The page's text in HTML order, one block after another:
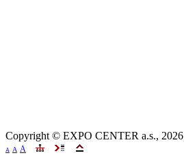
Copyright © EXPO CENTER a.s., 2026
A A A